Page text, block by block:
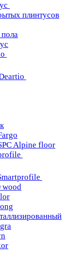
плинтусов
Alpine floor
wood